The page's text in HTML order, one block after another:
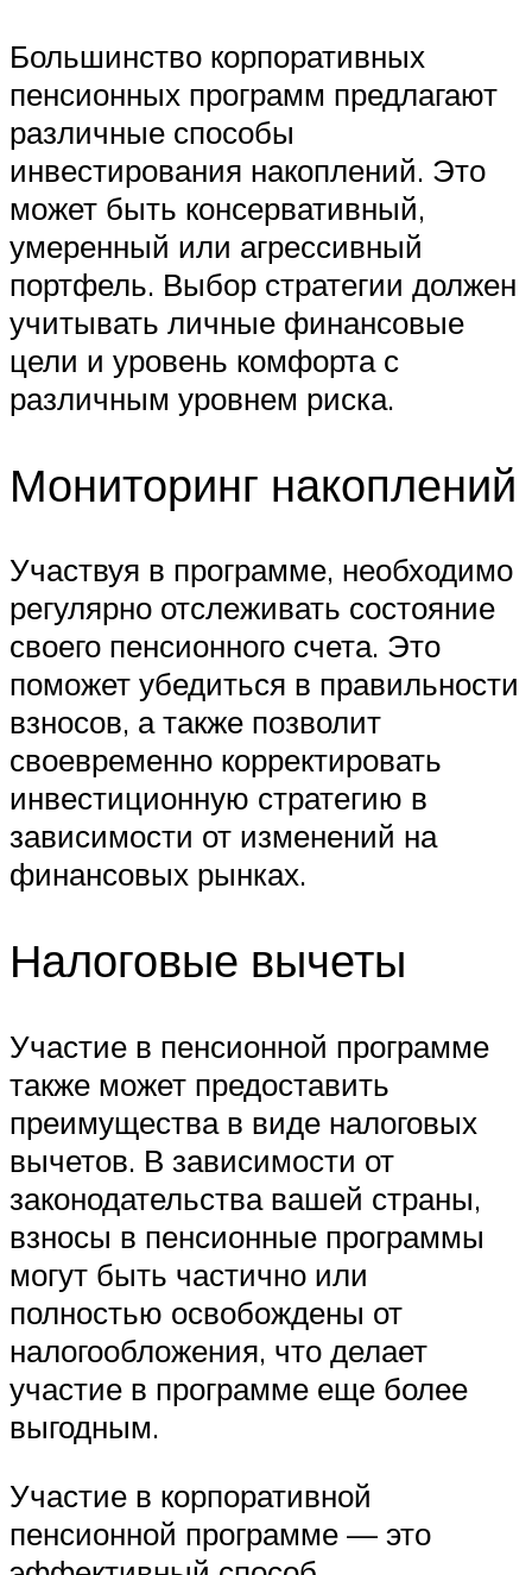
Большинство корпоративных
пенсионных программ предлагают
различные способы
инвестирования накоплений. Это
может быть консервативный,
умеренный или агрессивный
портфель. Выбор стратегии должен
учитывать личные финансовые
цели и уровень комфорта с
различным уровнем риска.
Мониторинг накоплений
Участвуя в программе, необходимо
регулярно отслеживать состояние
своего пенсионного счета. Это
поможет убедиться в правильности
взносов, а также позволит
своевременно корректировать
инвестиционную стратегию в
зависимости от изменений на
финансовых рынках.
Налоговые вычеты
Участие в пенсионной программе
также может предоставить
преимущества в виде налоговых
вычетов. В зависимости от
законодательства вашей страны,
взносы в пенсионные программы
могут быть частично или
полностью освобождены от
налогообложения, что делает
участие в программе еще более
выгодным.
Участие в корпоративной
пенсионной программе — это